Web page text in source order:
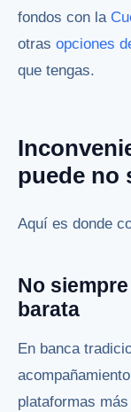
fondos con la
otras opciones
que tengas.
puede no
Aquí es donde
No
barata
En banca
plataformas